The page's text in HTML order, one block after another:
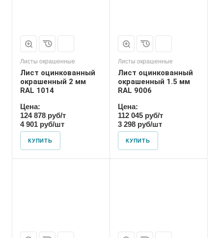
Листы окрашенные
Лист оцинкованный
окрашенный 2 мм
RAL 1014
Цена:
124 878 руб/т
4 901 руб/шт
КУПИТЬ
Листы окрашенные
Лист оцинкованный
окрашенный 1.5 мм
RAL 9006
Цена:
112 045 руб/т
3 298 руб/шт
КУПИТЬ